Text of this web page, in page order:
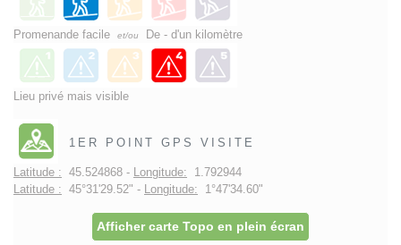
Promenande facile et/ou De - d'un kilomètre
Lieu privé mais visible
1ER POINT GPS VISITE
Latitude : 45.524868 - Longitude: 1.792944
Latitude : 45°31'29.52" - Longitude: 1°47'34.60"
Afficher carte Topo en plein écran